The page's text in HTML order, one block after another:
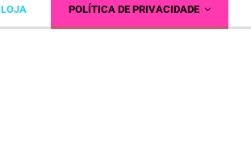
LOJA POLÍTICA DE PRIVACIDADE